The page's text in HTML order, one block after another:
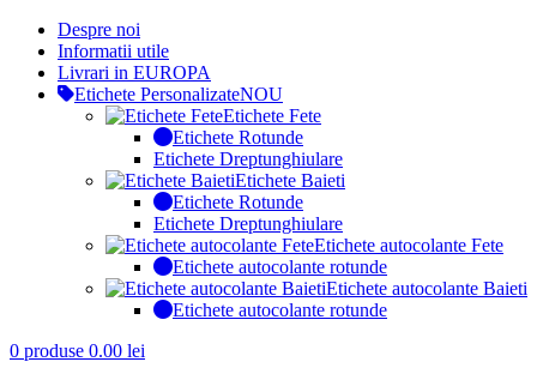
Despre noi
Informatii utile
Livrari in EUROPA
Etichete PersonalizateNOU
Etichete Fete
Etichete Rotunde
Etichete Dreptunghiulare
Etichete Baieti
Etichete Rotunde
Etichete Dreptunghiulare
Etichete autocolante Fete
Etichete autocolante rotunde
Etichete autocolante Baieti
Etichete autocolante rotunde
0 produse 0.00 lei